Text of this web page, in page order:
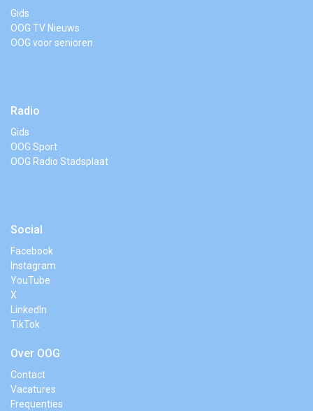
Gids
OOG TV Nieuws
OOG voor senioren
Radio
Gids
OOG Sport
OOG Radio Stadsplaat
Social
Facebook
Instagram
YouTube
X
LinkedIn
TikTok
Over OOG
Contact
Vacatures
Frequenties